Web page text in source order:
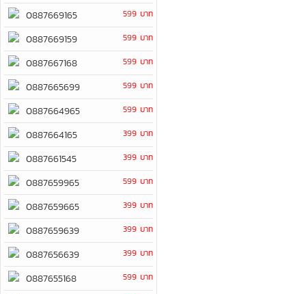
0887669165 599 บาท
0887669159 599 บาท
0887667168 599 บาท
0887665699 599 บาท
0887664965 599 บาท
0887664165 399 บาท
0887661545 399 บาท
0887659965 599 บาท
0887659665 399 บาท
0887659639 399 บาท
0887656639 399 บาท
0887655168 599 บาท